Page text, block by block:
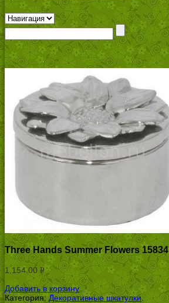
Three Hands Summer Flowers 15834
1,154.00 Р
УБ.
Добавить в корзину
Категория:Декоративные шкатулки.